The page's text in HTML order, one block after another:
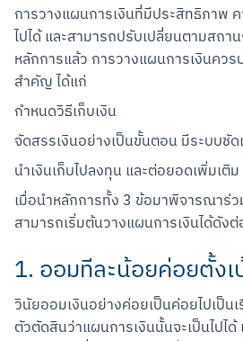
การวางแผนการเงินที่มีประสิทธิภาพ
ไปได้ และสามารถปรับเปลี่ยนตามสถา
หลักการแล้ว การวางแผนการเงินคว
สำคัญ ได้แก่
กำหนดวิธีเก็บเงิน
จัดสรรเงินอย่างเป็นขั้นตอน มีระบบชัด
นำเงินเก็บไปลงทุน และต่อยอดเพิ่มเติม
เมื่อนำหลักการทั้ง 3 ข้อมาพิจารณาร่
สามารถเริ่มต้นวางแผนการเงินได้ดังต่
1. ออมทีละน้อยค่อยตั้ง
วินัยออมเงินอย่างค่อยเป็นค่อยไปเป็น
ตัวตัดสินว่าแผนการเงินนั้นจะเป็นไปไ